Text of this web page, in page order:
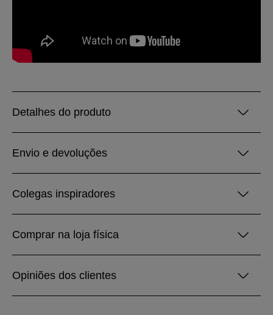
Detalhes do produto
Envio e devoluções
Colegas inspiradores
Comprar na loja física
Opiniões dos clientes